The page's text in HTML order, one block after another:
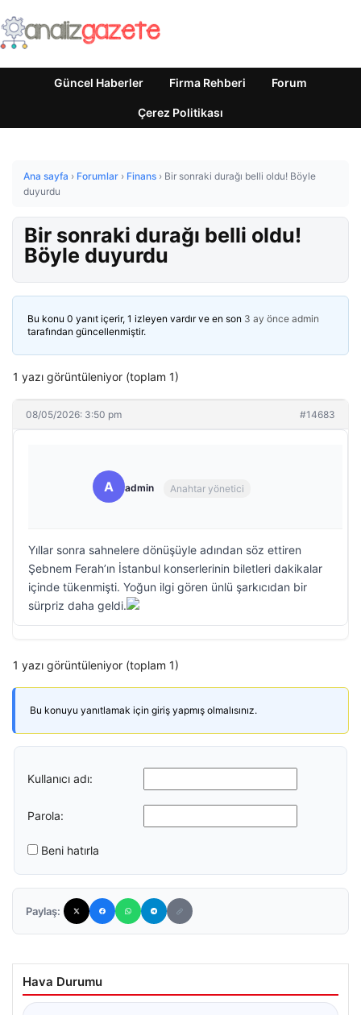
Güncel Haberler Firma Rehberi Forum
Çerez Politikası
Ana sayfa › Forumlar › Finans › Bir sonraki durağı belli oldu! Böyle
duyurdu
Bir sonraki durağı belli oldu!
Böyle duyurdu
Bu konu 0 yanıt içerir, 1 izleyen vardır ve en son 3 ay önce admin
tarafından güncellenmiştir.
1 yazı görüntüleniyor (toplam 1)
08/05/2026: 3:50 pm #14683
A admin Anahtar yönetici
Yıllar sonra sahnelere dönüşüyle adından söz ettiren
Şebnem Ferah’ın İstanbul konserlerinin biletleri dakikalar
içinde tükenmişti. Yoğun ilgi gören ünlü şarkıcıdan bir
sürpriz daha geldi.
1 yazı görüntüleniyor (toplam 1)
Bu konuyu yanıtlamak için giriş yapmış olmalısınız.
Kullanıcı adı:
Parola:
Beni hatırla
Paylaş:
Hava Durumu